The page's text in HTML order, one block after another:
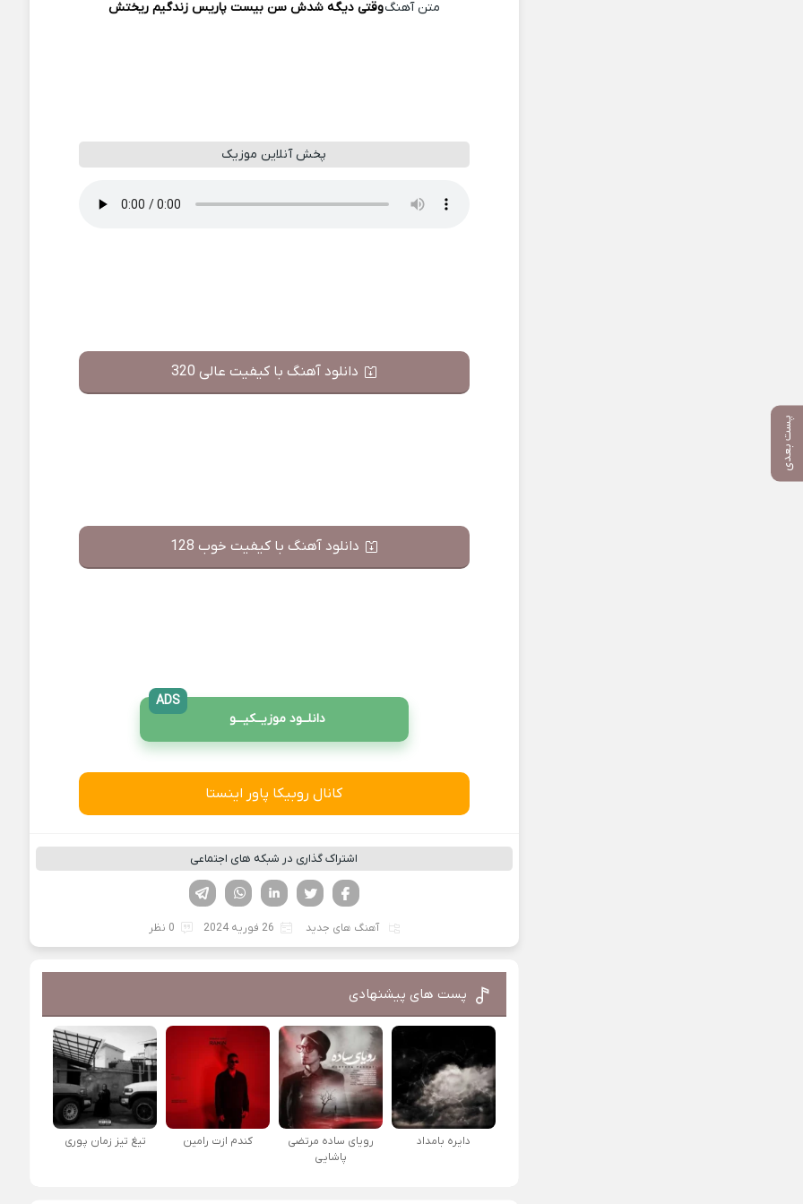
پست بعدی
متن آهنگوقتی دیگه شدش سن بیست پاریس زندگیم ریختش
پخش آنلاین موزیک
دانلود آهنگ با کیفیت عالی 320
دانلود آهنگ با کیفیت خوب 128
دانلــود موزیــکیـــو
ADS
کانال روبیکا پاور اینستا
اشتراک گذاری در شبکه های اجتماعی
لینکدین تویتر
فیسوک
آهنگ های جدید 26 فوریه 2024 0 نظر
پست های پیشنهادی
دایره بامداد
رویای ساده مرتضی
پاشایی
کندم ازت رامین تیغ تیز زمان پوری